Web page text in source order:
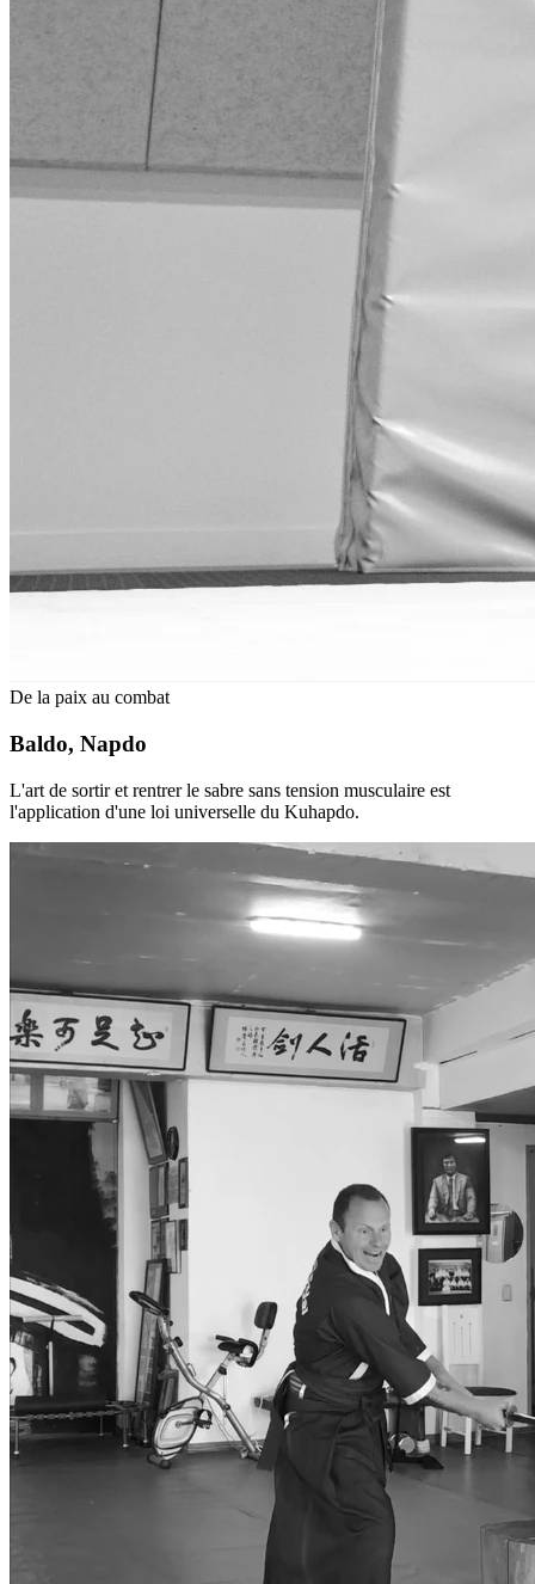
De la paix au combat
Baldo, Napdo
L'art de sortir et rentrer le sabre sans tension musculaire est
l'application d'une loi universelle du Kuhapdo.